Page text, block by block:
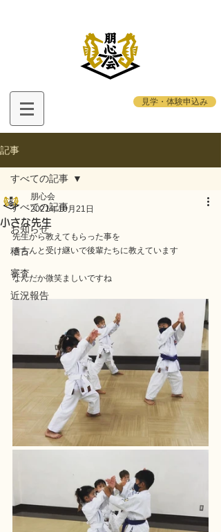
見学・体験申込み
記事
すべての記事
お知らせ
稽古
審査
近況報告
すべての記事
小さな先生
朋心会
2021年10月21日
先生から教えてもらった事を
きちんと受け継いで後輩たちに教えています
なんだか微笑ましいですね